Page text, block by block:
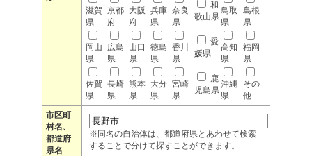
滋賀
県
京都
府
大阪
府
兵庫
県
奈良
県
和
歌山県
鳥取
県
島根
県
岡山
県
広島
県
山口
県
徳島
県
香川
県
愛
媛県
高知
県
福岡
県
佐賀
県
長崎
県
熊本
県
大分
県
宮崎
県
鹿
児島県
沖縄
県
その
他
市区町
村名、
都道府
県名
※同名の自治体は、都道府県とあわせて検索
することで分けて探すことができます。